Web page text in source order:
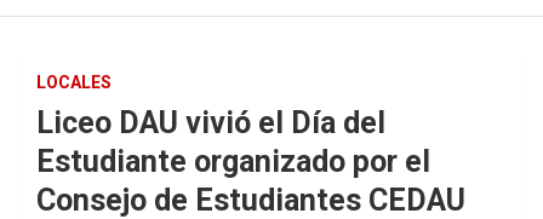
LOCALES
Liceo DAU vivió el Día del
Estudiante organizado por el
Consejo de Estudiantes CEDAU